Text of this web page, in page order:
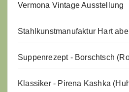
Vermona Vintage Ausstellung
Stahlkunstmanufaktur Hart
Suppenrezept - Borschtsch
Klassiker - Pirena Kashka